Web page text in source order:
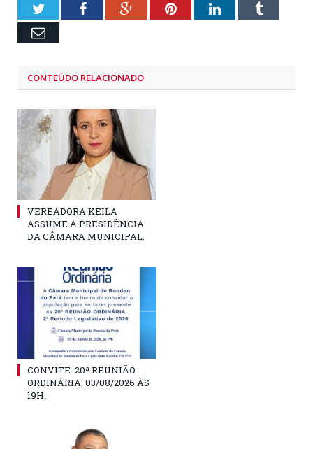
TwitterFacebookGoogle+PinterestLinkedInTumblr
Email
CONTEÚDO RELACIONADO
VEREADORA KEILA
ASSUME A PRESIDÊNCIA
DA CÂMARA MUNICIPAL.
CONVITE: 20ª REUNIÃO
ORDINÁRIA, 03/08/2026 ÀS
19H.